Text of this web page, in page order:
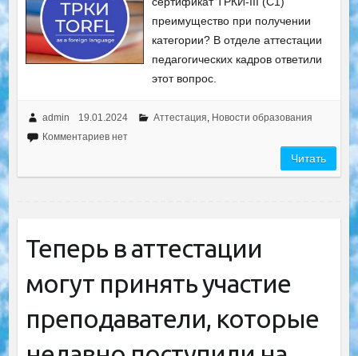
преимущество при получении
категории? В отделе аттестации
педагогических кадров ответили
этот вопрос.
admin 19.01.2024 Аттестация, Новости образования
Комментариев нет
Читать
Теперь в аттестации
могут принять участие
преподаватели, которые